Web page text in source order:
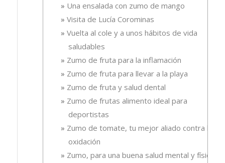
Una ensalada con zumo de mango
Visita de Lucía Corominas
Vuelta al cole y a unos hábitos de vida
saludables
Zumo de fruta para la inflamación
Zumo de fruta para llevar a la playa
Zumo de fruta y salud dental
Zumo de frutas alimento ideal para
deportistas
Zumo de tomate, tu mejor aliado contra la
oxidación
Zumo, para una buena salud mental y física